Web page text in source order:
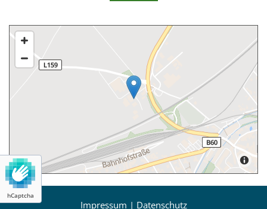
hCaptcha
Impressum | Datenschutz